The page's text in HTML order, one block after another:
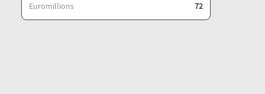
Euromillions
72